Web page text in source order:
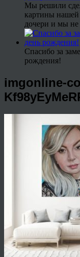
Мы решили
картины
дочери и мы не
Спасибо за
рождения!
imgonline-